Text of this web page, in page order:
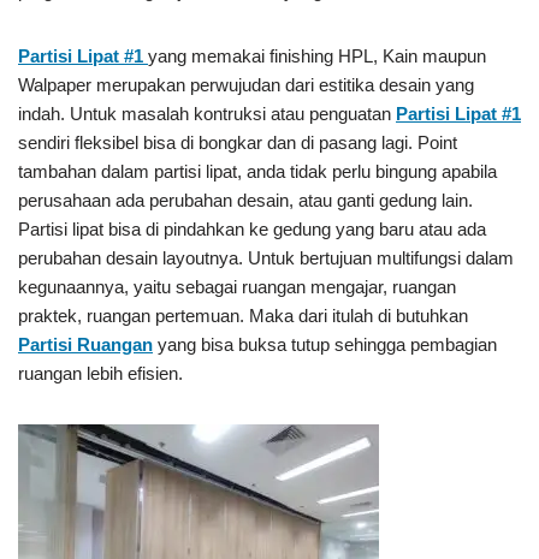
Partisi Lipat #1 yang memakai finishing HPL, Kain maupun
Walpaper merupakan perwujudan dari estitika desain yang
indah. Untuk masalah kontruksi atau penguatan Partisi Lipat #1
sendiri fleksibel bisa di bongkar dan di pasang lagi. Point
tambahan dalam partisi lipat, anda tidak perlu bingung apabila
perusahaan ada perubahan desain, atau ganti gedung lain.
Partisi lipat bisa di pindahkan ke gedung yang baru atau ada
perubahan desain layoutnya. Untuk bertujuan multifungsi dalam
kegunaannya, yaitu sebagai ruangan mengajar, ruangan
praktek, ruangan pertemuan. Maka dari itulah di butuhkan
Partisi Ruangan yang bisa buksa tutup sehingga pembagian
ruangan lebih efisien.